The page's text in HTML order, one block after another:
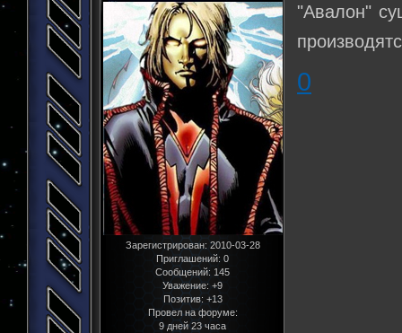
Зарегистрирован: 2010-03-28
Приглашений: 0
Сообщений: 145
Уважение: +9
Позитив: +13
Провел на форуме:
9 дней 23 часа
"Авалон"
0